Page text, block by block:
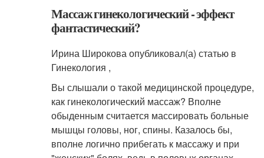
Массаж гинекологический - эффект
фантастический?
Ирина Широкова опубликовал(а) статью в
Гинекология ,
Вы слышали о такой медицинской процедуре,
как гинекологический массаж? Вполне
обыденным считается массировать больные
мышцы головы, ног, спины. Казалось бы,
вполне логично прибегать к массажу и при